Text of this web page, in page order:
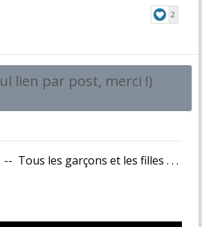
2
lien par post, merci !)
Tous les garçons et les filles . . .